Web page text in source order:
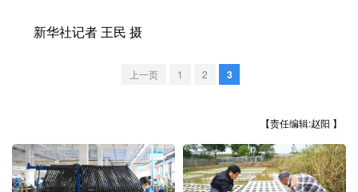
安徽 福建
广东 广西 海南 重庆
四川 贵州 云南 西藏
新华社记者 王民 摄
上一页 1 2 3
【责任编辑:赵阳 】